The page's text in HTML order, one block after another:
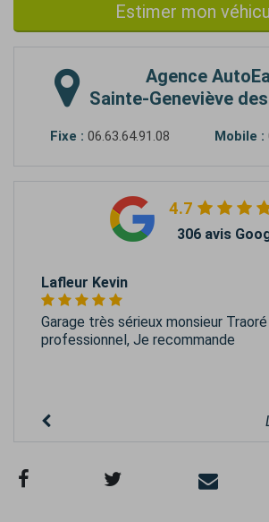
Estimer mon
Agence
Sainte-Geneviève
Fixe : 06.63.64.91.08 Mobile :
4.7
306 avis
Lafleur Kevin
Garage très sérieux monsieur
professionnel, Je recommande